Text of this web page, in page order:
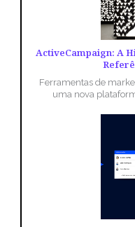
ActiveCampaign: A
Ferramentas de
uma nova